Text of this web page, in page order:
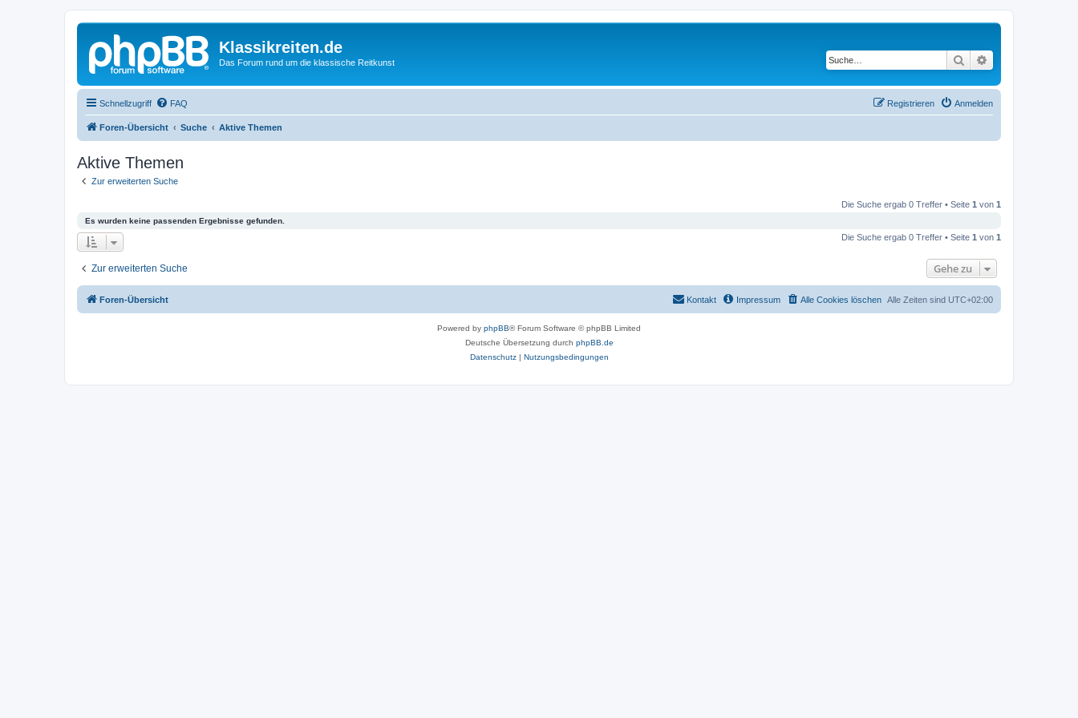
Klassikreiten.de
Das Forum rund um die klassische Reitkunst Suche
Schnellzugriff FAQ Anmelden
Registrieren
Foren-Übersicht Suche Aktive Themen
Aktive Themen
Zur erweiterten Suche
Die Suche ergab 0 Treffer • Seite 1 von 1
Es wurden keine passenden Ergebnisse gefunden.
Die Suche ergab 0 Treffer • Seite 1 von 1
Zur erweiterten Suche Gehe zu
Foren-Übersicht Alle Zeiten sind UTC+02:00
Alle Cookies löschen
Impressum
Kontakt
Powered by phpBB® Forum Software © phpBB Limited
Deutsche Übersetzung durch phpBB.de
Datenschutz| Nutzungsbedingungen